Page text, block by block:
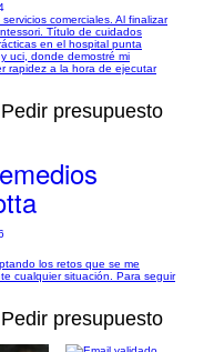
comerciales. Al finalizar
Título de cuidados
en el hospital punta
uci, donde demostré mi
rapidez a la hora de ejecutar
Pedir presupuesto
los retos que se me
cualquier situación. Para seguir
Pedir presupuesto